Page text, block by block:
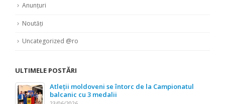
Anunțuri
Noutăți
Uncategorized @ro
ULTIMELE POSTĂRI
Atleții moldoveni se întorc de la Campionatul
balcanic cu 3 medalii